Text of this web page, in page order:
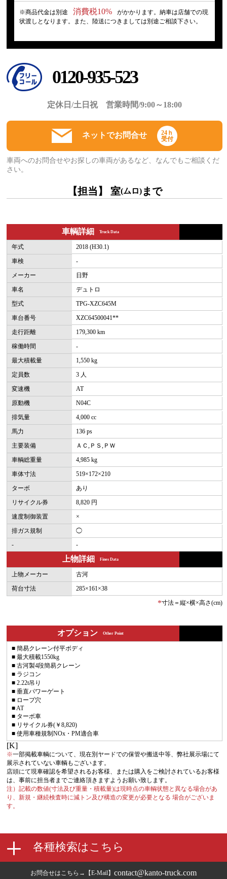
0120-935-523
定休日/土日祝 営業時間/9:00～18:00
ネットでお問合せ
24ｈ
受付
車両へのお問合せやお探しの車両があるなど、なんでもご相談くだ
さい。
【担当】 室(ムロ)まで
※商品代金は別途 消費税10%
がかかります。納車は店舗での現
状渡しとなります。また、陸送につきましては別途ご相談下さい。
車輌詳細 Truck Data
年式
2018 (H30.1)
車検
-
メーカー
日野
車名
デュトロ
型式
TPG-XZC645M
車台番号
XZC64500041**
走行距離
179,300 km
稼働時間
-
最大積載量
1,550 kg
定員数
3 人
変速機
AT
原動機
N04C
排気量
4,000 cc
馬力
136 ps
主要装備
ＡＣ,ＰＳ,ＰＷ
車輌総重量
4,985 kg
車体寸法
519×172×210
ターボ
あり
リサイクル券
8,820 円
速度制御装置
×
排ガス規制
◯
-
-
上物詳細 Fines Data
上物メーカー
古河
荷台寸法
285×161×38
*寸法＝縦×横×高さ(cm)
オプション Other Point
■ 簡易クレーン付平ボディ
■ 最大積載1550kg
■ 古河製4段簡易クレーン
■ ラジコン
■ 2.22t吊り
■ 垂直パワーゲート
■ ロープ穴
■ AT
■ ターボ車
■ リサイクル券(￥8,820)
■ 使用車種規制NOx・PM適合車
[K]
※一部掲載車輌について、現在別ヤードでの保管や搬送中等、弊社展示場にて
展示されていない車輌もございます。
店頭にて現車確認を希望されるお客様、または購入をご検討されているお客様
は、事前に担当者までご連絡頂きますようお願い致します。
注）記載の数値(寸法及び重量・積載量)は現時点の車輌状態と異なる場合があ
り、新規・継続検査時に減トン及び構造の変更が必要となる 場合がございま
す。
お問合せはこちら→【E-Mail】 contact@kanto-truck.com